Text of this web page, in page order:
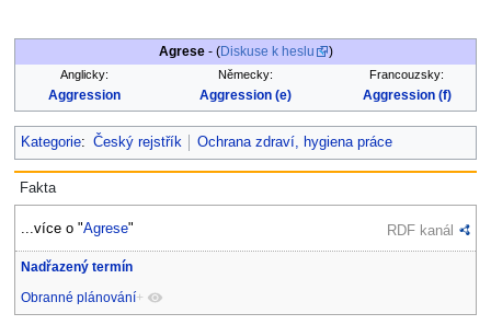
Agrese- (Diskuse k heslu )
Anglicky: Německy: Francouzsky:
Aggression Aggression (e) Aggression (f)
Kategorie: Český rejstřík Ochrana zdraví, hygiena práce
Fakta
...více o "Agrese" RDF kanál
Nadřazený termín
Obranné plánování+